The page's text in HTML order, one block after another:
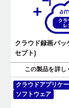
クラウド録画パッ
セプト)
この製品を詳し
クラウドアプリケ
ソフトウェア